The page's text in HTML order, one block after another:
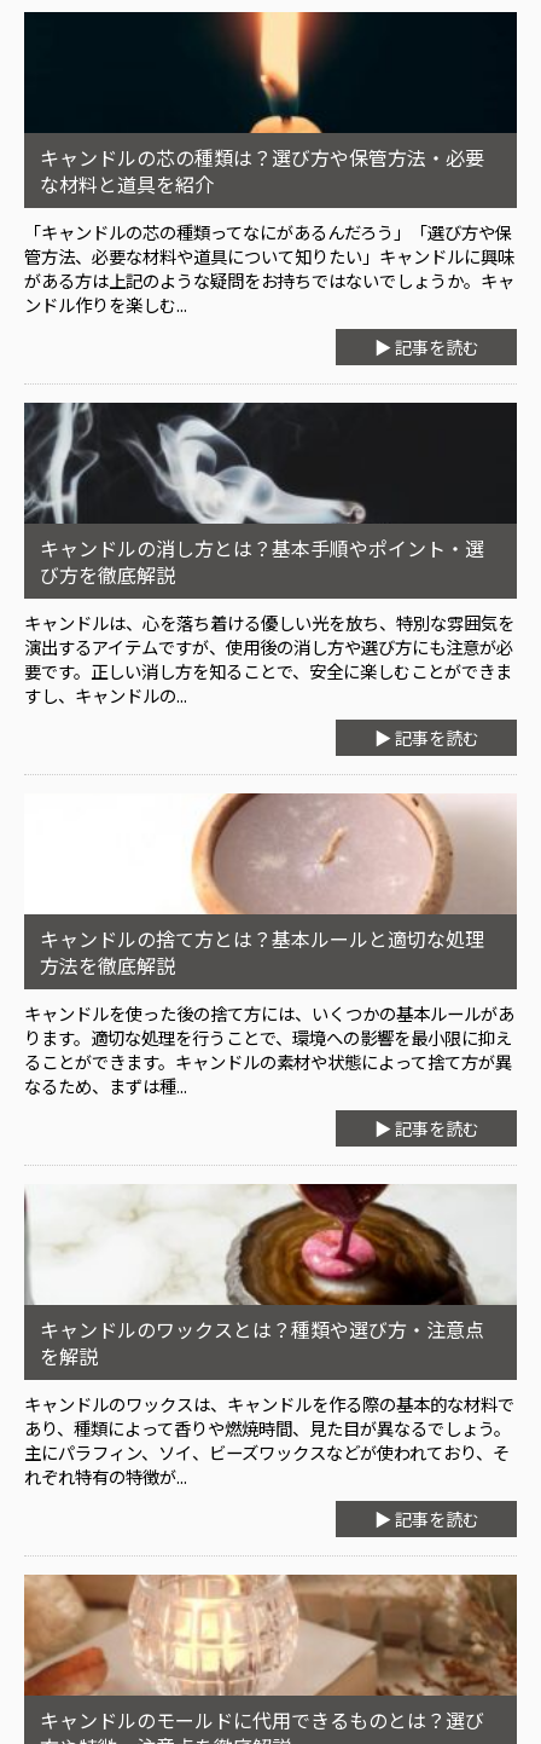
キャンドルの芯の種類は？選び方や保管方法・必要
な材料と道具を紹介
「キャンドルの芯の種類ってなにがあるんだろう」「選び方や保
管方法、必要な材料や道具について知りたい」キャンドルに興味
がある方は上記のような疑問をお持ちではないでしょうか。キャ
ンドル作りを楽しむ...
▶ 記事を読む
キャンドルの消し方とは？基本手順やポイント・選
び方を徹底解説
キャンドルは、心を落ち着ける優しい光を放ち、特別な雰囲気を
演出するアイテムですが、使用後の消し方や選び方にも注意が必
要です。正しい消し方を知ることで、安全に楽しむことができま
すし、キャンドルの...
▶ 記事を読む
キャンドルの捨て方とは？基本ルールと適切な処理
方法を徹底解説
キャンドルを使った後の捨て方には、いくつかの基本ルールがあ
ります。適切な処理を行うことで、環境への影響を最小限に抑え
ることができます。キャンドルの素材や状態によって捨て方が異
なるため、まずは種...
▶ 記事を読む
キャンドルのワックスとは？種類や選び方・注意点
を解説
キャンドルのワックスは、キャンドルを作る際の基本的な材料で
あり、種類によって香りや燃焼時間、見た目が異なるでしょう。
主にパラフィン、ソイ、ビーズワックスなどが使われており、そ
れぞれ特有の特徴が...
▶ 記事を読む
キャンドルのモールドに代用できるものとは？選び